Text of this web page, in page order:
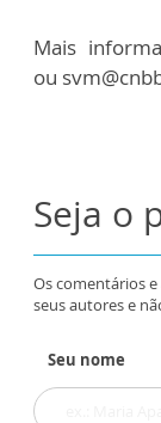
Mais
ou
Seja o
Os comentários
seus autores e
Seu nome